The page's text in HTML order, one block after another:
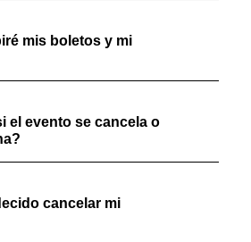
mis boletos y mi
el evento se cancela o
cancelar mi